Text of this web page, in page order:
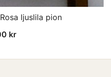
ljuslila pion
kr